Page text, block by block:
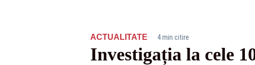
ACTUALITATE· 4 min citire
Investigația la cele